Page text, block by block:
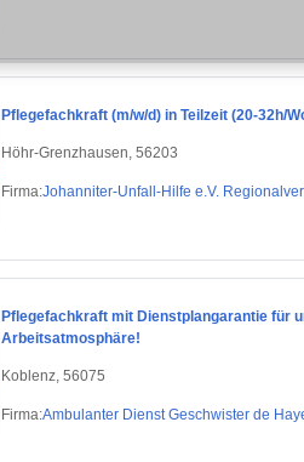
Pflegefachkraft (m/w/d) in Teilzeit (20-32h/
Höhr-Grenzhausen, 56203
Firma:Johanniter-Unfall-Hilfe e.V.
Pflegefachkraft mit Dienstplangarantie für
Arbeitsatmosphäre!
Koblenz, 56075
Firma:Ambulanter Dienst Geschwister de